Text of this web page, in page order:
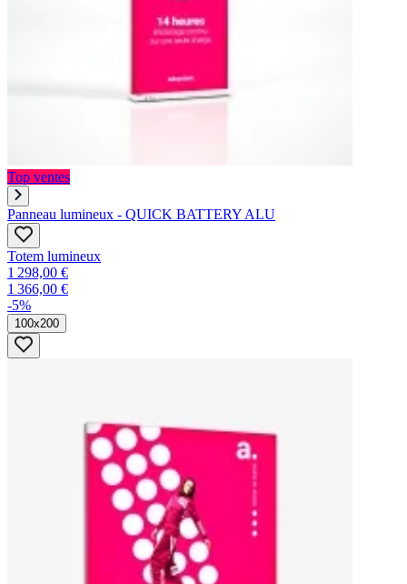
Top ventes
Panneau lumineux - QUICK BATTERY ALU
Totem lumineux
1 298,00 €
1 366,00 €
-5%
100x200